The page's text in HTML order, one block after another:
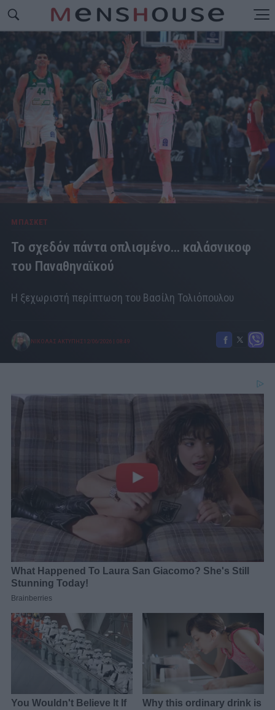
ΜΠΑΣΚΕΤ
Το σχεδόν πάντα οπλισμένο... καλάσνικοφ
του Παναθηναϊκού
Η ξεχωριστή περίπτωση του Βασίλη Τολιόπουλου
ΝΙΚΟΛΑΣ ΑΚΤΥΠΗΣ 12/06/2026 08:49